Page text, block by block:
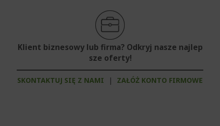
Klient biznesowy lub firma? Odkryj nasze najlep
sze oferty!
SKONTAKTUJ SIĘ Z NAMI | ZAŁÓŻ KONTO FIRMOWE